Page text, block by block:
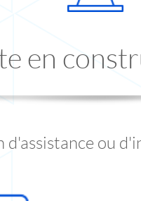
en
d'assistance ou